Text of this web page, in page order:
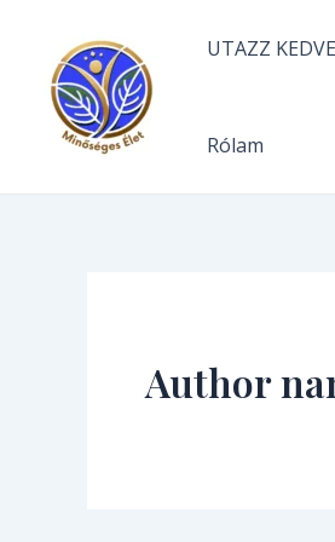
content
UTAZZ
Rólam
Author